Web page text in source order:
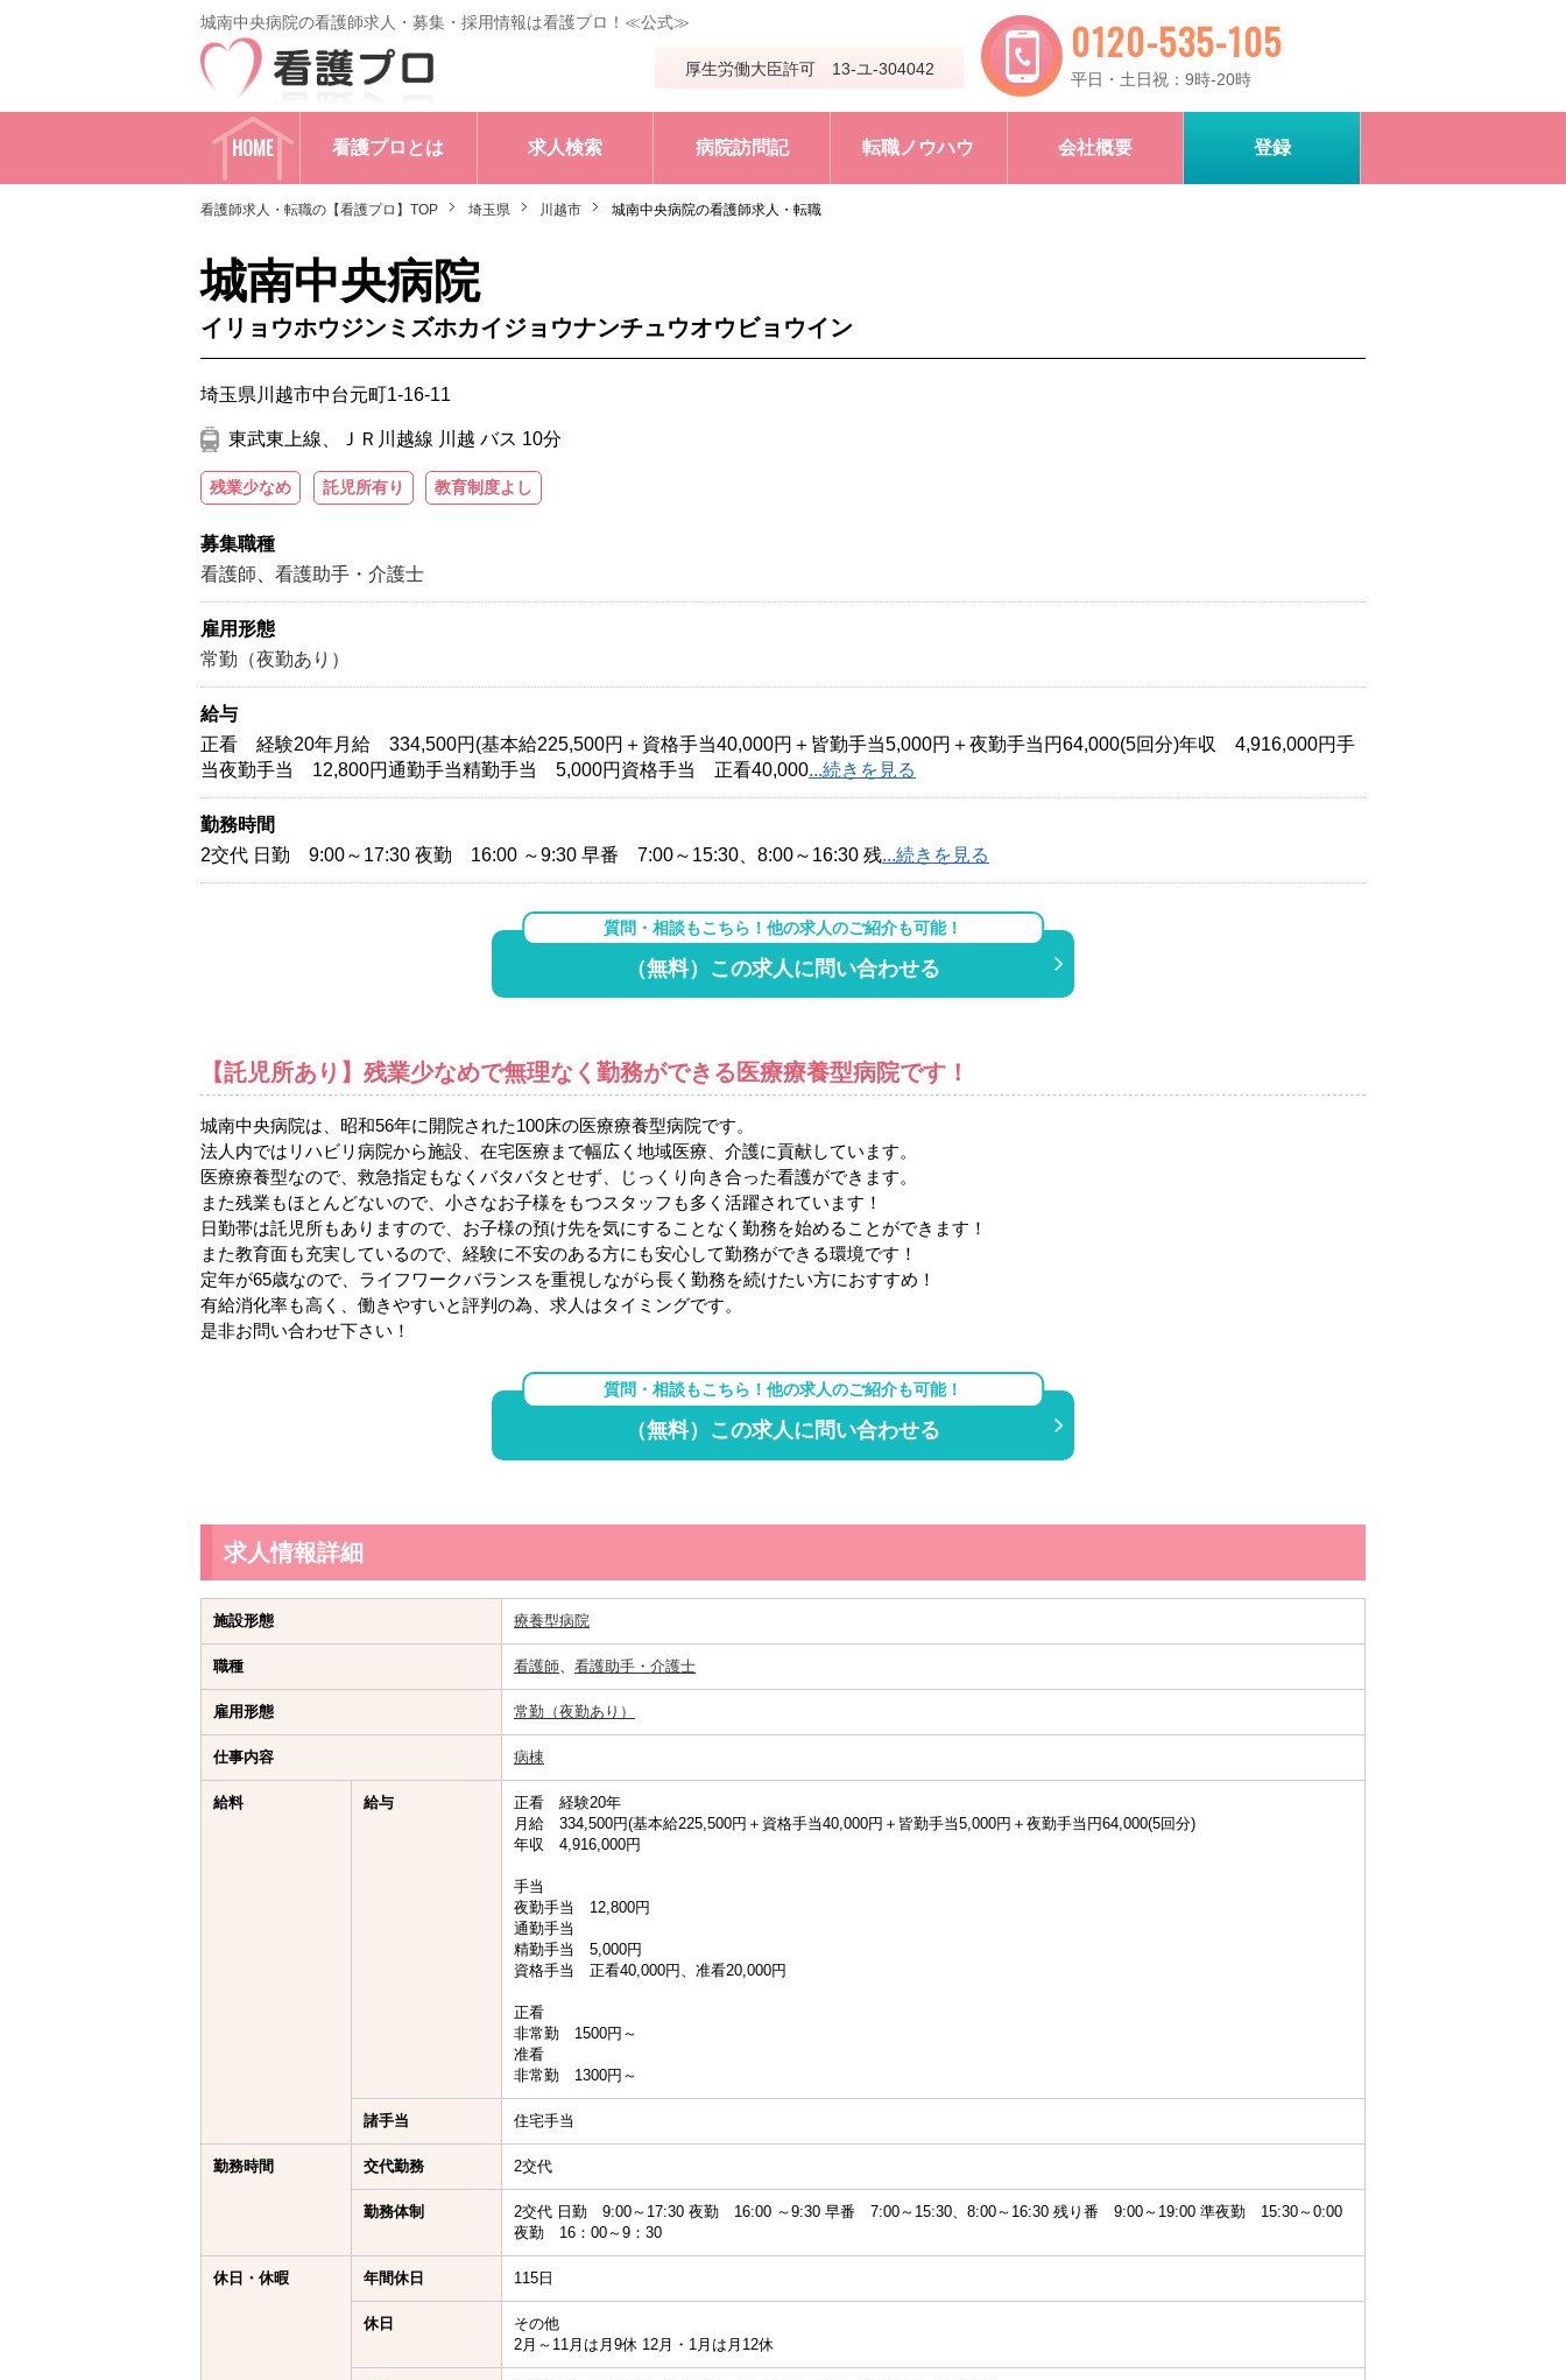
城南中央病院の看護師求人・募集・採用情報は看護プロ！≪公式≫
厚生労働大臣許可 13-ユ-304042
0120-535-105
平日・土日祝：9時-20時
HOME 看護プロとは 求人検索 病院訪問記 転職ノウハウ 会社概要 登録
看護師求人・転職の【看護プロ】TOP 埼玉県 川越市 城南中央病院の看護師求人・転職
城南中央病院
イリョウホウジンミズホカイジョウナンチュウオウビョウイン
埼玉県川越市中台元町1-16-11
東武東上線、ＪＲ川越線 川越 バス 10分
残業少なめ 託児所有り 教育制度よし
募集職種
看護師
看護助手・介護士
雇用形態
常勤（夜勤あり）
給与
正看 経験20年月給 334,500円(基本給225,500円＋資格手当40,000円＋皆勤手当5,000円＋夜勤手当円64,000(5回分)年収 4,916,000円手
当夜勤手当 12,800円通勤手当精勤手当 5,000円資格手当 正看40,000...続きを見る
勤務時間
2交代 日勤 9:00～17:30 夜勤 16:00 ～9:30 早番 7:00～15:30、8:00～16:30 残...続きを見る
質問・相談もこちら！他の求人のご紹介も可能！
（無料）この求人に問い合わせる
【託児所あり】残業少なめで無理なく勤務ができる医療療養型病院です！
城南中央病院は、昭和56年に開院された100床の医療療養型病院です。
法人内ではリハビリ病院から施設、在宅医療まで幅広く地域医療、介護に貢献しています。
医療療養型なので、救急指定もなくバタバタとせず、じっくり向き合った看護ができます。
また残業もほとんどないので、小さなお子様をもつスタッフも多く活躍されています！
日勤帯は託児所もありますので、お子様の預け先を気にすることなく勤務を始めることができます！
また教育面も充実しているので、経験に不安のある方にも安心して勤務ができる環境です！
定年が65歳なので、ライフワークバランスを重視しながら長く勤務を続けたい方におすすめ！
有給消化率も高く、働きやすいと評判の為、求人はタイミングです。
是非お問い合わせ下さい！
質問・相談もこちら！他の求人のご紹介も可能！
（無料）この求人に問い合わせる
求人情報詳細
施設形態 療養型病院
職種 看護師、 看護助手・介護士
雇用形態 常勤（夜勤あり）
仕事内容 病棟
給料 給与
正看 経験20年
月給 334,500円(基本給225,500円＋資格手当40,000円＋皆勤手当5,000円＋夜勤手当円64,000(5回分)
年収 4,916,000円
手当
夜勤手当 12,800円
通勤手当
精勤手当 5,000円
資格手当 正看40,000円、准看20,000円
正看
非常勤 1500円～
准看
非常勤 1300円～
諸手当 住宅手当
勤務時間 交代勤務 2交代
勤務体制
2交代 日勤 9:00～17:30 夜勤 16:00 ～9:30 早番 7:00～15:30、8:00～16:30 残り番 9:00～19:00 準夜勤 15:30～0:00
夜勤 16：00～9：30
休日・休暇 年間休日 115日
休日
その他
2月～11月は月9休 12月・1月は月12休